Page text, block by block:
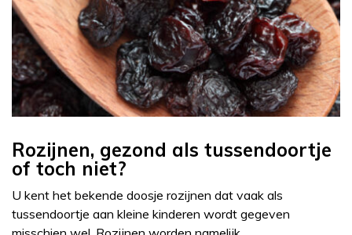
Rozijnen, gezond als tussendoortje
of toch niet?
U kent het bekende doosje rozijnen dat vaak als
tussendoortje aan kleine kinderen wordt gegeven